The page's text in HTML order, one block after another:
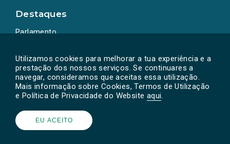
Utilizamos cookies para melhorar a tua experiência e a
prestação dos nossos serviços. Se continuares a
navegar, consideramos que aceitas essa utilização.
Mais informação sobre Cookies, Termos de Utilização
e Política de Privacidade do Website aqui.
EU ACEITO
Destaques
Parlamento
Powered by © PAN 2026